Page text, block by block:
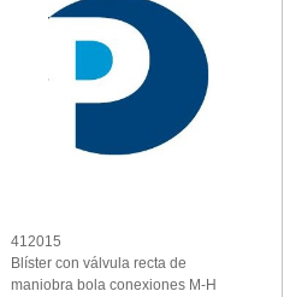
412015
Blíster con válvula recta de
maniobra bola conexiones M-H